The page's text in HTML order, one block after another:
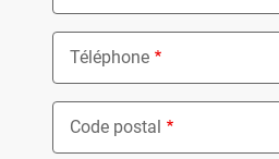
Téléphone
Code postal